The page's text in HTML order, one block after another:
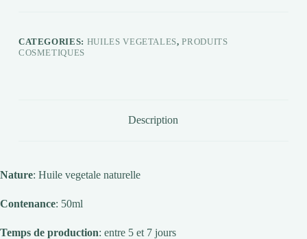
CATEGORIES: HUILES VEGETALES,PRODUITS
COSMETIQUES
Description
Nature: Huile vegetale naturelle
Contenance: 50ml
Temps de production: entre 5 et 7 jours